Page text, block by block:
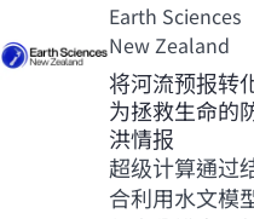
Earth Sciences
New Zealand
将河流预报转
为拯救生命的
洪情报
超级计算通过
合利用水文模